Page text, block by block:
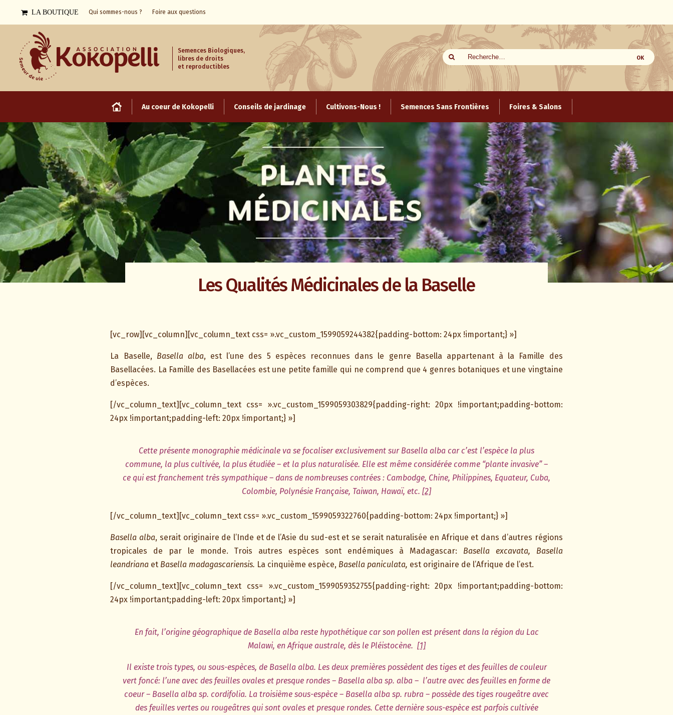
LA BOUTIQUE Qui sommes-nous ? Foire aux questions
Semences Biologiques,
libres de droits
et reproductibles
au
Au coeur de Kokopelli Conseils de jardinage Cultivons-Nous ! Semences Sans Frontières Foires & Salons
Les Qualités Médicinales de la Baselle
[vc_row][vc_column][vc_column_text css= ».vc_custom_1599059244382{padding-bottom: 24px !important;} »]
La Baselle, Basella alba, est l’une des 5 espèces reconnues dans le genre Basella appartenant à la Famille des
Basellacées. La Famille des Basellacées est une petite famille qui ne comprend que 4 genres botaniques et une vingtaine
d’espèces.
[/vc_column_text][vc_column_text css= ».vc_custom_1599059303829{padding-right: 20px !important;padding-bottom:
24px !important;padding-left: 20px !important;} »]
Cette présente monographie médicinale va se focaliser exclusivement sur Basella alba car c’est l’espèce la plus
commune, la plus cultivée, la plus étudiée – et la plus naturalisée. Elle est même considérée comme “plante invasive” –
ce qui est franchement très sympathique – dans de nombreuses contrées : Cambodge, Chine, Philippines, Equateur, Cuba,
Colombie, Polynésie Française, Taiwan, Hawaï, etc. [2]
[/vc_column_text][vc_column_text css= ».vc_custom_1599059322760{padding-bottom: 24px !important;} »]
Basella alba, serait originaire de l’Inde et de l’Asie du sud-est et se serait naturalisée en Afrique et dans d’autres régions
tropicales de par le monde. Trois autres espèces sont endémiques à Madagascar: Basella excavata, Basella
leandriana et Basella madagascariensis. La cinquième espèce, Basella paniculata, est originaire de l’Afrique de l’est.
[/vc_column_text][vc_column_text css= ».vc_custom_1599059352755{padding-right: 20px !important;padding-bottom:
24px !important;padding-left: 20px !important;} »]
En fait, l’origine géographique de Basella alba reste hypothétique car son pollen est présent dans la région du Lac
Malawi, en Afrique australe, dès le Pléistocène. [1]
Il existe trois types, ou sous-espèces, de Basella alba. Les deux premières possèdent des tiges et des feuilles de couleur
vert foncé: l’une avec des feuilles ovales et presque rondes – Basella alba sp. alba – l’autre avec des feuilles en forme de
coeur – Basella alba sp. cordifolia. La troisième sous-espèce – Basella alba sp. rubra – possède des tiges rougeâtre avec
des feuilles vertes ou rougeâtres qui sont ovales et presque rondes. Cette dernière sous-espèce est parfois cultivée